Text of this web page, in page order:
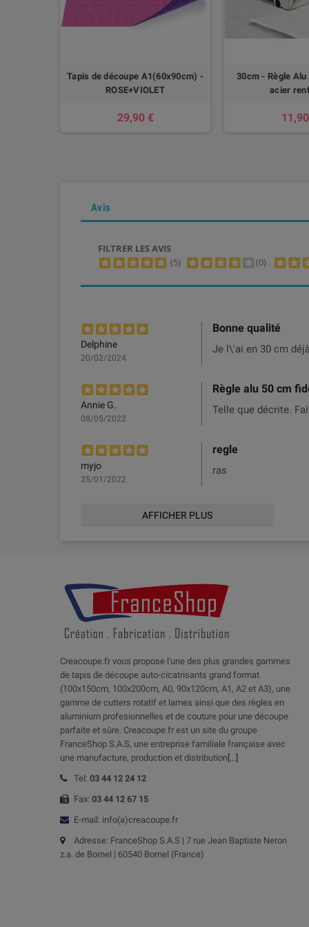
Tapis de découpe A1(60x90cm) -
ROSE+VIOLET
29,90 €
30cm - Règle
acier
Avis
FILTRER LES AVIS
(5)
(0)
Delphine
20/02/2024
Bonne qualité
Je l\'ai en 30 cm
Annie G.
08/05/2022
Règle alu 50 cm
Telle que décrite.
myjo
25/01/2022
regle
ras
AFFICHER PLUS
Creacoupe.fr vous propose l'une des plus grandes gammes
de tapis de découpe auto-cicatrisants grand format
(100x150cm, 100x200cm, A0, 90x120cm, A1, A2 et A3), une
gamme de cutters rotatif et lames ainsi que des règles en
aluminium profesionnelles et de couture pour une découpe
parfaite et sûre. Creacoupe.fr est un site du groupe
FranceShop S.A.S, une entreprise familiale française avec
une manufacture, production et distribution[...]
Tel: 03 44 12 24 12
Fax: 03 44 12 67 15
E-mail: info(a)creacoupe.fr
Adresse: FranceShop S.A.S | 7 rue Jean Baptiste Neron
z.a. de Bornel | 60540 Bornel (France)